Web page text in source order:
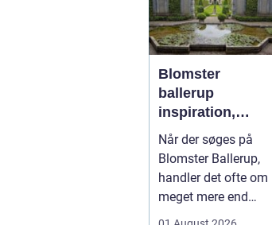
Blomster
ballerup
inspiration,
anledninger og
lokale
muligheder
Når der søges på
Blomster Ballerup,
handler det ofte om
meget mere end
bare en hurtig